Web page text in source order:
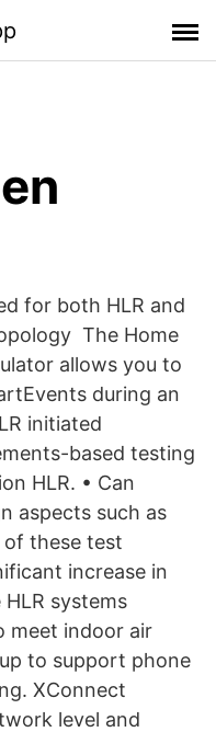
for both HLR and
The Home
allows you to
during an
initiated
based testing
HLR. • Can
aspects such as
of these test
increase in
systems
meet indoor air
to support phone
XConnect
level and